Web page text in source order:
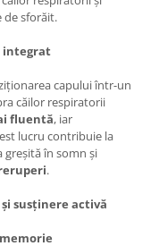
de sforăit.
integrat
capului într-un
căilor respiratorii
fluentă, iar
lucru contribuie la
greșită în somn și
.
susținere activă